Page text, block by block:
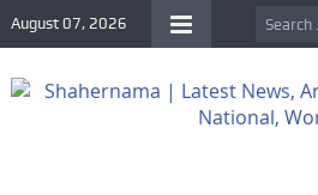
August 07, 2026